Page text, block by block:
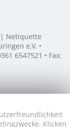
Klicken
Netiquette
e.V. •
6547521 • Fax: